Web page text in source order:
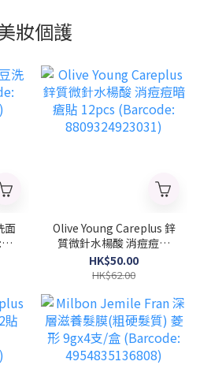
妝個護
面
Olive Young Careplus 鋅
質微針水楊酸 消痘痘暗
瘡貼 12pcs (Barcode:
8809324923031)
HK$50.00
HK$62.00